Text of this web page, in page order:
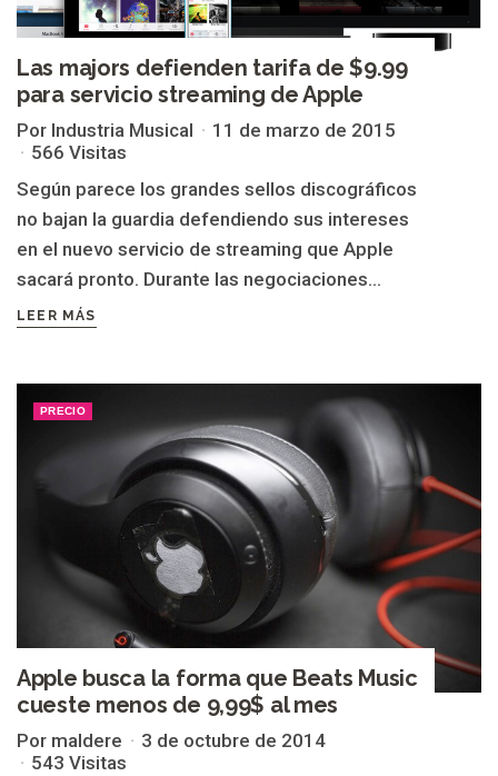
Las majors defienden tarifa de $9.99
para servicio streaming de Apple
Por Industria Musical
11 de marzo de 2015
566 Visitas
Según parece los grandes sellos discográficos
no bajan la guardia defendiendo sus intereses
en el nuevo servicio de streaming que Apple
sacará pronto. Durante las negociaciones...
LEER MÁS
PRECIO
Apple busca la forma que Beats Music
cueste menos de 9,99$ al mes
Por maldere
3 de octubre de 2014
543 Visitas